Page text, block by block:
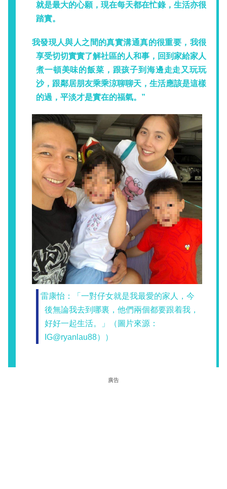
就是最大的心願，現在每天都在忙錄，生活亦很
踏實。
我發現人與人之間的真實溝通真的很重要，我很
享受切切實實了解社區的人和事，回到家給家人
煮一頓美味的飯菜，跟孩子到海邊走走又玩玩
沙，跟鄰居朋友乘乘涼聊聊天，生活應該是這樣
的過，平淡才是實在的福氣。
雷康怡：「一對仔女就是我最愛的家人，今
後無論我去到哪裏，他們兩個都要跟着我，
好好一起生活。」（圖片來源：
IG@ryanlau88））
廣告